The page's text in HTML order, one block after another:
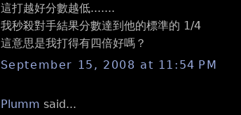
這打越好分數越低.......
我秒殺對手結果分數達到他的標準的 1/4
這意思是我打得有四倍好嗎？
September 15, 2008 at 11:54 PM
Plumm said...